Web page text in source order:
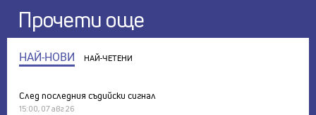
Прочети още
НАЙ-НОВИ НАЙ-ЧЕТЕНИ
След последния съдийски сигнал
15:00, 07 авг 26